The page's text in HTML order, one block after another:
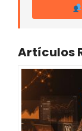
Artículos